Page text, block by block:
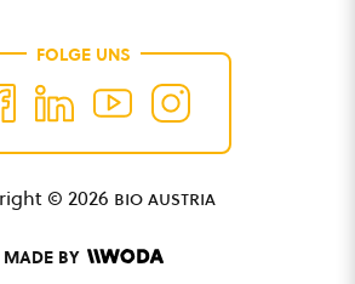
FOLGE UNS
© 2026 bio austria
MADE BY